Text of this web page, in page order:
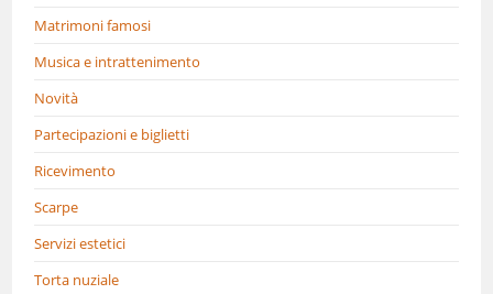
Matrimoni famosi
Musica e intrattenimento
Novità
Partecipazioni e biglietti
Ricevimento
Scarpe
Servizi estetici
Torta nuziale